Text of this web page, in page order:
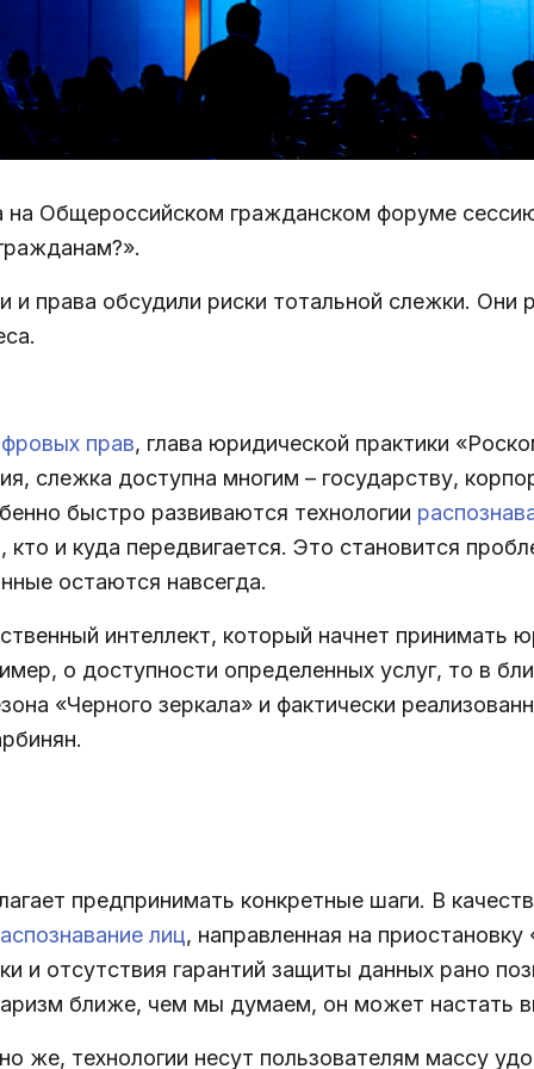
Общероссийском гражданском форуме
права обсудили риски тотальной слежки. Они
прав, глава юридической практики
слежка доступна многим – государству,
быстро развиваются технологии
и куда передвигается. Это становится
остаются навсегда.
интеллект, который начнет принимать
о доступности определенных услуг, то в
«Черного зеркала» и фактически
предпринимать конкретные шаги. В
лиц, направленная на
и отсутствия гарантий защиты данных рано
ближе, чем мы думаем, он может настать
же, технологии несут пользователям массу